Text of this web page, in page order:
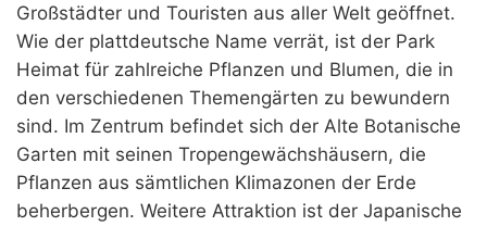
Großstädter und Touristen aus aller Welt geöffnet.
Wie der plattdeutsche Name verrät, ist der Park
Heimat für zahlreiche Pflanzen und Blumen, die in
den verschiedenen Themengärten zu bewundern
sind. Im Zentrum befindet sich der Alte Botanische
Garten mit seinen Tropengewächshäusern, die
Pflanzen aus sämtlichen Klimazonen der Erde
beherbergen. Weitere Attraktion ist der Japanische